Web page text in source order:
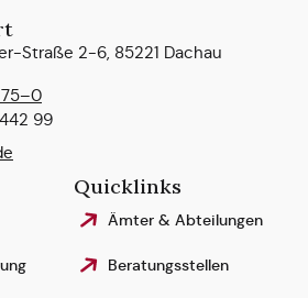
Straße 2-6, 85221 Dachau
75–0
99
Quicklinks
Ämter & Abteilungen
Beratungsstellen